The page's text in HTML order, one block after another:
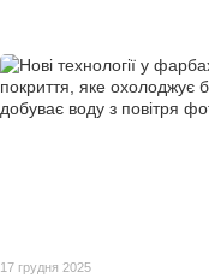
17 грудня 2025